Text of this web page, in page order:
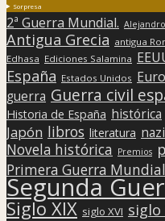
Sorpresa
2ª Guerra Mundial.
Antigua Grecia antigua
Edhasa Ediciones Salamina
España Estados Unidos
guerra Guerra civil
Historia de España histórica
Japón libros literatura
Novela histórica Premios
Primera Guerra Mundial
Segunda
Siglo XIX siglo XVI siglo